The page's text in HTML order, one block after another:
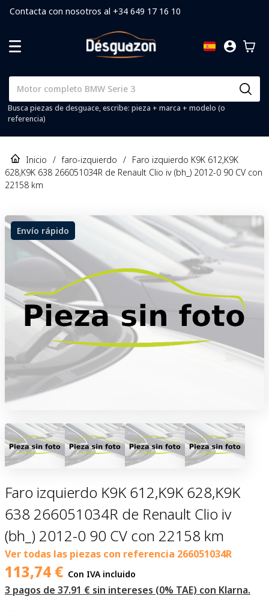
Contacta con nosotros al +34 649 17 16 10
Busca piezas de desguace, escribe: pieza + marca + modelo (o
referencia)
Inicio / faro-izquierdo / Faro izquierdo K9K 612,K9K
628,K9K 638 266051034R de Renault Clio iv (bh_) 2012-0 90 CV con
22158 km
Envío rápido
Faro izquierdo K9K 612,K9K 628,K9K
638 266051034R de Renault Clio iv
(bh_) 2012-0 90 CV con 22158 km
Ver todas las piezas con referencia 266051034R
113,74 € Con IVA incluido
3 pagos de 37.91 € sin intereses (0% TAE) con Klarna.